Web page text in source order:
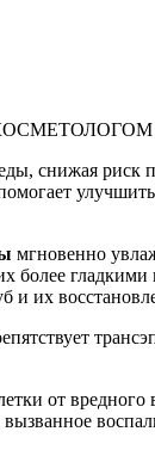
В
снижая
мгновенно
более
и их
от